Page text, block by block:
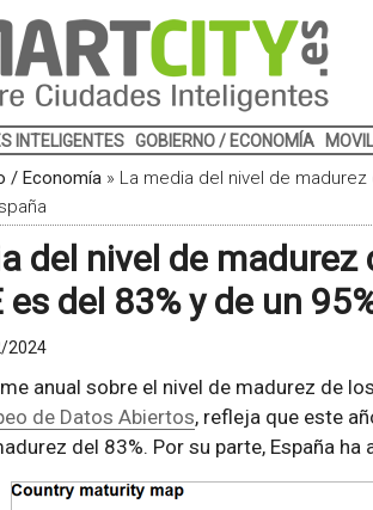
INTELIGENTES GOBIERNO / ECONOMÍA
/ Economía» La media del nivel de
del nivel de
es del 83% y de un
2024
anual sobre el nivel de madurez de
de Datos Abiertos, refleja que este
del 83%. Por su parte, España ha